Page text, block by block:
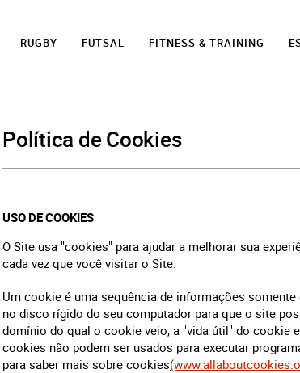
RUGBY FUTSAL FITNESS & TRAINING
Política de Cookies
USO DE COOKIES
O Site usa "cookies" para ajudar a melhorar sua
cada vez que você visitar o Site.
Um cookie é uma sequência de informações
no disco rígido do seu computador para que o site
domínio do qual o cookie veio, a "vida útil" do cookie
cookies não podem ser usados para executar
para saber mais sobre cookies